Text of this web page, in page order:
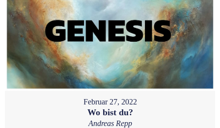
Februar 27, 2022
Wo bist du?
Andreas Repp